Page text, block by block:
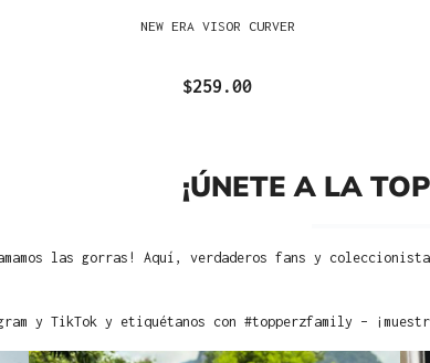
NEW ERA VISOR CURVER
$259.00
¡ÚNETE A LA
amamos las gorras! Aquí, verdaderos fans y
y TikTok y etiquétanos con #topperzfamily –